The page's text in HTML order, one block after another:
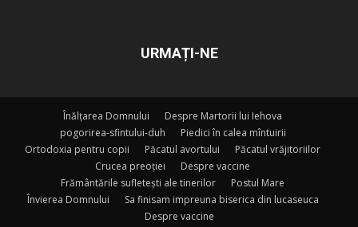
URMAȚI-NE
Înălțarea Domnului
Despre Martorii lui Iehova
pogorirea-sfintului-duh
Piedici în calea mîntuirii
Ortodoxia pentru copii
Păcatul avortului
Păcatul vrăjitoriilor
Crucea preoției
Despre vaccine
Frământările sufletești ale tinerilor
Postul Mare
Învierea Domnului
Sa finisam impreuna biserica din lucaseuca
Despre vaccine